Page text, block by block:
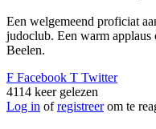
Een welgemeend proficiat
judoclub. Een warm
Beelen.
F Facebook T Twitter
4114 keer gelezen
Log in ofregistreerom te